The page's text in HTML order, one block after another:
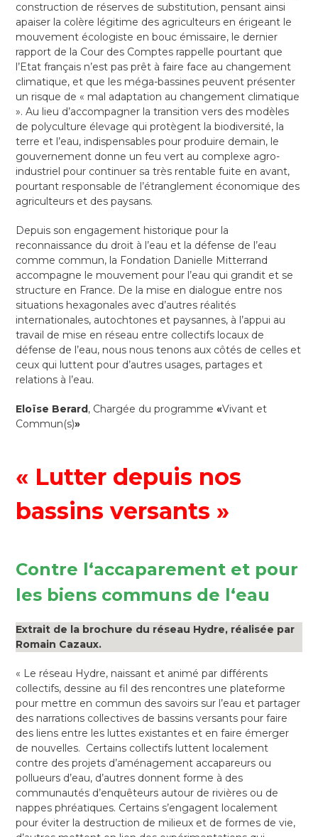
construction de réserves de substitution, pensant ainsi
apaiser la colère légitime des agriculteurs en érigeant le
mouvement écologiste en bouc émissaire, le dernier
rapport de la Cour des Comptes rappelle pourtant que
l’Etat français n’est pas prêt à faire face au changement
climatique, et que les méga-bassines peuvent présenter
un risque de « mal adaptation au changement climatique
». Au lieu d’accompagner la transition vers des modèles
de polyculture élevage qui protègent la biodiversité, la
terre et l’eau, indispensables pour produire demain, le
gouvernement donne un feu vert au complexe agro-
industriel pour continuer sa très rentable fuite en avant,
pourtant responsable de l’étranglement économique des
agriculteurs et des paysans.
Depuis son engagement historique pour la
reconnaissance du droit à l’eau et la défense de l’eau
comme commun, la Fondation Danielle Mitterrand
accompagne le mouvement pour l’eau qui grandit et se
structure en France. De la mise en dialogue entre nos
situations hexagonales avec d’autres réalités
internationales, autochtones et paysannes, à l’appui au
travail de mise en réseau entre collectifs locaux de
défense de l’eau, nous nous tenons aux côtés de celles et
ceux qui luttent pour d’autres usages, partages et
relations à l’eau.
Eloïse Berard, Chargée du programme«Vivant et
Commun(s)»
« Lutter depuis nos
bassins versants »
Contre l‘accaparement et pour
les biens communs de l‘eau
Extrait de la brochure du réseau Hydre, réalisée par
Romain Cazaux.
« Le réseau Hydre, naissant et animé par différents
collectifs, dessine au fil des rencontres une plateforme
pour mettre en commun des savoirs sur l’eau et partager
des narrations collectives de bassins versants pour faire
des liens entre les luttes existantes et en faire émerger
de nouvelles. Certains collectifs luttent localement
contre des projets d’aménagement accapareurs ou
pollueurs d’eau, d’autres donnent forme à des
communautés d’enquêteurs autour de rivières ou de
nappes phréatiques. Certains s’engagent localement
pour éviter la destruction de milieux et de formes de vie,